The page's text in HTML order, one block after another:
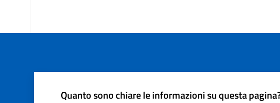
Quanto sono chiare le informazioni su questa